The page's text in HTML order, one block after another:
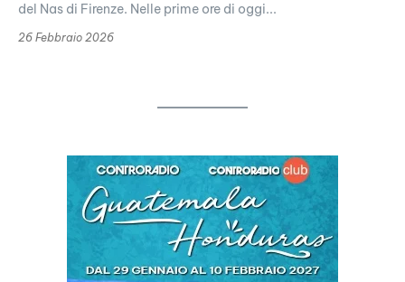
del Nas di Firenze. Nelle prime ore di oggi...
26 Febbraio 2026